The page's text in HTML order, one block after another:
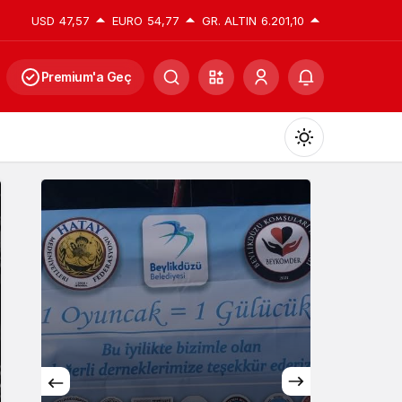
USD 47,57 EURO 54,77 GR. ALTIN 6.201,10
Premium'a Geç
Mod
değiştir
Gündüz Modu
Gündüz modunu seçin.
Gece Modu
Gece modunu seçin.